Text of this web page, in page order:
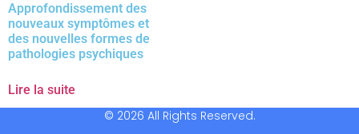
Approfondissement des
nouveaux symptômes et
des nouvelles formes de
pathologies psychiques
Lire la suite
© 2026 All Rights Reserved.